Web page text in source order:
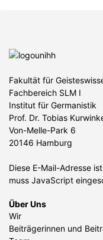
Fakultät für
Fachbereich SLM I
Institut für Germanistik
Prof. Dr. Tobias
Von-Melle-Park 6
20146 Hamburg
Diese E-Mail-Adresse
muss JavaScript
Über Uns
Wir
Beiträgerinnen und